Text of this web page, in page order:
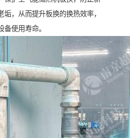
垢，从而提升板换的换热效率，
备使用寿命。